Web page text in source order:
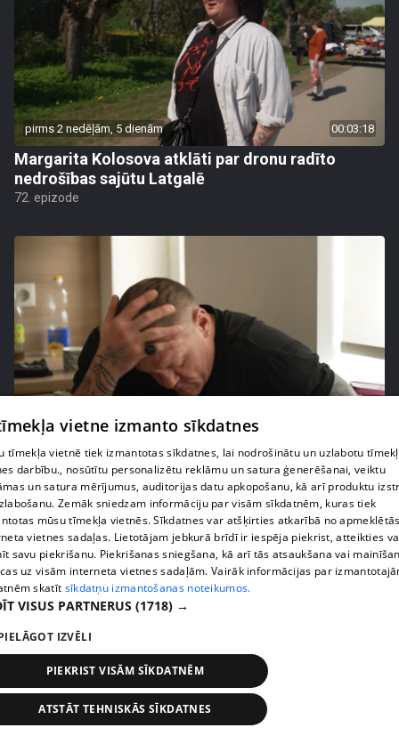
pirms 2 nedēļām, 5 dienām 00:03:18
Margarita Kolosova atklāti par dronu radīto
nedrošības sajūtu Latgalē
72. epizode
pirms 2 nedēļām, 6 dienām
Kaspars Kambala neslēpj vilšanos par bijušo sievu
Tifāniju
pirms 2 nedēļām, 6 dienām
vietne izmanto sīkdatnes
tīmekļa vietnē tiek izmantotas sīkdatnes, lai nodrošinātu un uzlabotu
darbību., nosūtītu personalizētu reklāmu un satura ģenerēšanai, veiktu
un satura mērījumus, auditorijas datu apkopošanu, kā arī produktu
Zemāk sniedzam informāciju par visām sīkdatnēm, kuras tiek
mūsu tīmekļa vietnēs. Sīkdatnes var atšķirties atkarībā no
vietnes sadaļas. Lietotājam jebkurā brīdī ir iespēja piekrist, atteikties
savu piekrišanu. Piekrišanas sniegšana, kā arī tās atsaukšana vai
uz visām interneta vietnes sadaļām. Vairāk informācijas par
skatīt sīkdatņu izmantošanas noteikumos.
VISUS PARTNERUS (1718) →
IZVĒLI
PIEKRIST VISĀM SĪKDATNĒM
ATSTĀT TEHNISKĀS SĪKDATNES